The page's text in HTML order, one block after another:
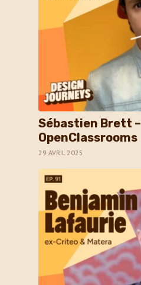
Sébastien Brett –
OpenClassrooms
29 AVRIL 2025